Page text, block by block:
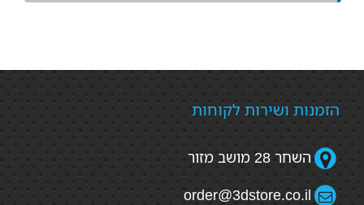
הזמנות ושירות לקוחות
השחר 28 מושב מזור
order@3dstore.co.il